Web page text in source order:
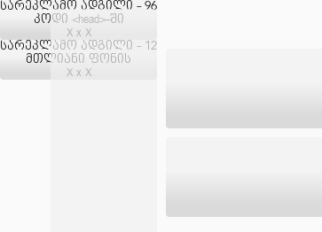
სარეკლამო ადგილი - 96
კოდი <head>-ში
X x X
სარეკლამო ადგილი - 12
მთლიანი ფონის
X x X